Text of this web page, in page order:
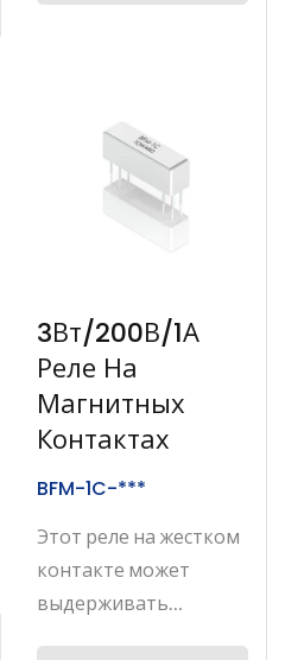
3Вт/200В/1А
Реле На
Магнитных
Контактах
BFM-1C-***
Этот реле на жестком
контакте может
выдерживать